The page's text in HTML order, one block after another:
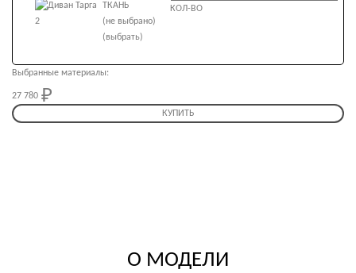
ТКАНЬ
(не выбрано)
(выбрать)
КОЛ-ВО
Выбранные материалы:
27 780
КУПИТЬ
О МОДЕЛИ